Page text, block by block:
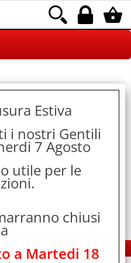
Group
Estiva
i nostri Gentili
7 Agosto
utile per le
chiusi
a Martedi 18